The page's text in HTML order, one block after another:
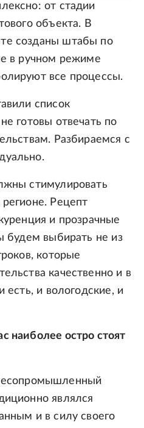
от стадии
объекта. В
созданы штабы по
в ручном режиме
все процессы.
список
готовы отвечать по
Разбираемся с
стимулировать
Рецепт
и прозрачные
будем выбирать не из
которые
качественно и в
есть, и вологодские, и
наиболее остро стоят
являлся
и в силу своего